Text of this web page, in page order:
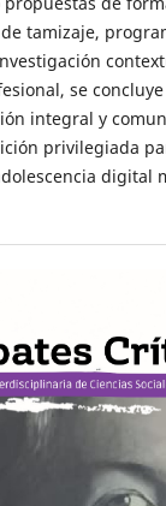
tamizaje,
se
integral y
privilegiada
digital